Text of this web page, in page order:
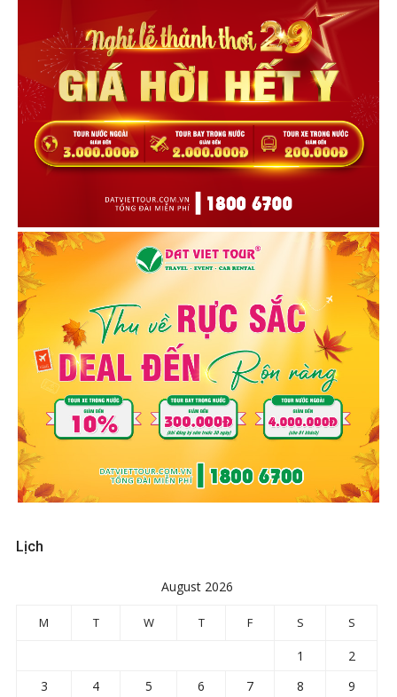
Lịch
August 2026
M T W T F S S
1
2
3
4 5 6 7 8
9